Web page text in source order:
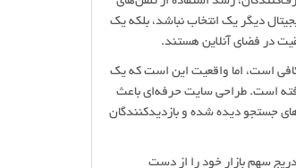
دیگر یک انتخاب نباشد، بلکه یک
در فضای آنلاین هستند.
است، اما واقعیت این است که یک
است. طراحی سایت حرفه‌ای باعث
جستجو دیده شده و بازدیدکنندگان
سهم بازار خود را از دست